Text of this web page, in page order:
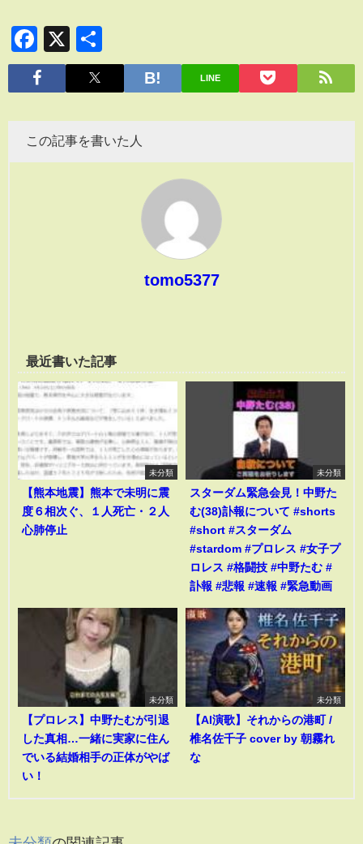
Facebook
X
有
LINE
この記事を書いた人
tomo5377
最近書いた記事
未分類
【熊本地震】熊本で未明に震
度６相次ぐ、１人死亡・２人
心肺停止
未分類
スターダム緊急会見！中野た
む(38)訃報について #shorts
#short #スターダム
#stardom #プロレス #女子プ
ロレス #格闘技 #中野たむ #
訃報 #悲報 #速報 #緊急動画
未分類
【プロレス】中野たむが引退
した真相…一緒に実家に住ん
でいる結婚相手の正体がやば
い！
未分類
【AI演歌】それからの港町 /
椎名佐千子 cover by 朝霧れ
な